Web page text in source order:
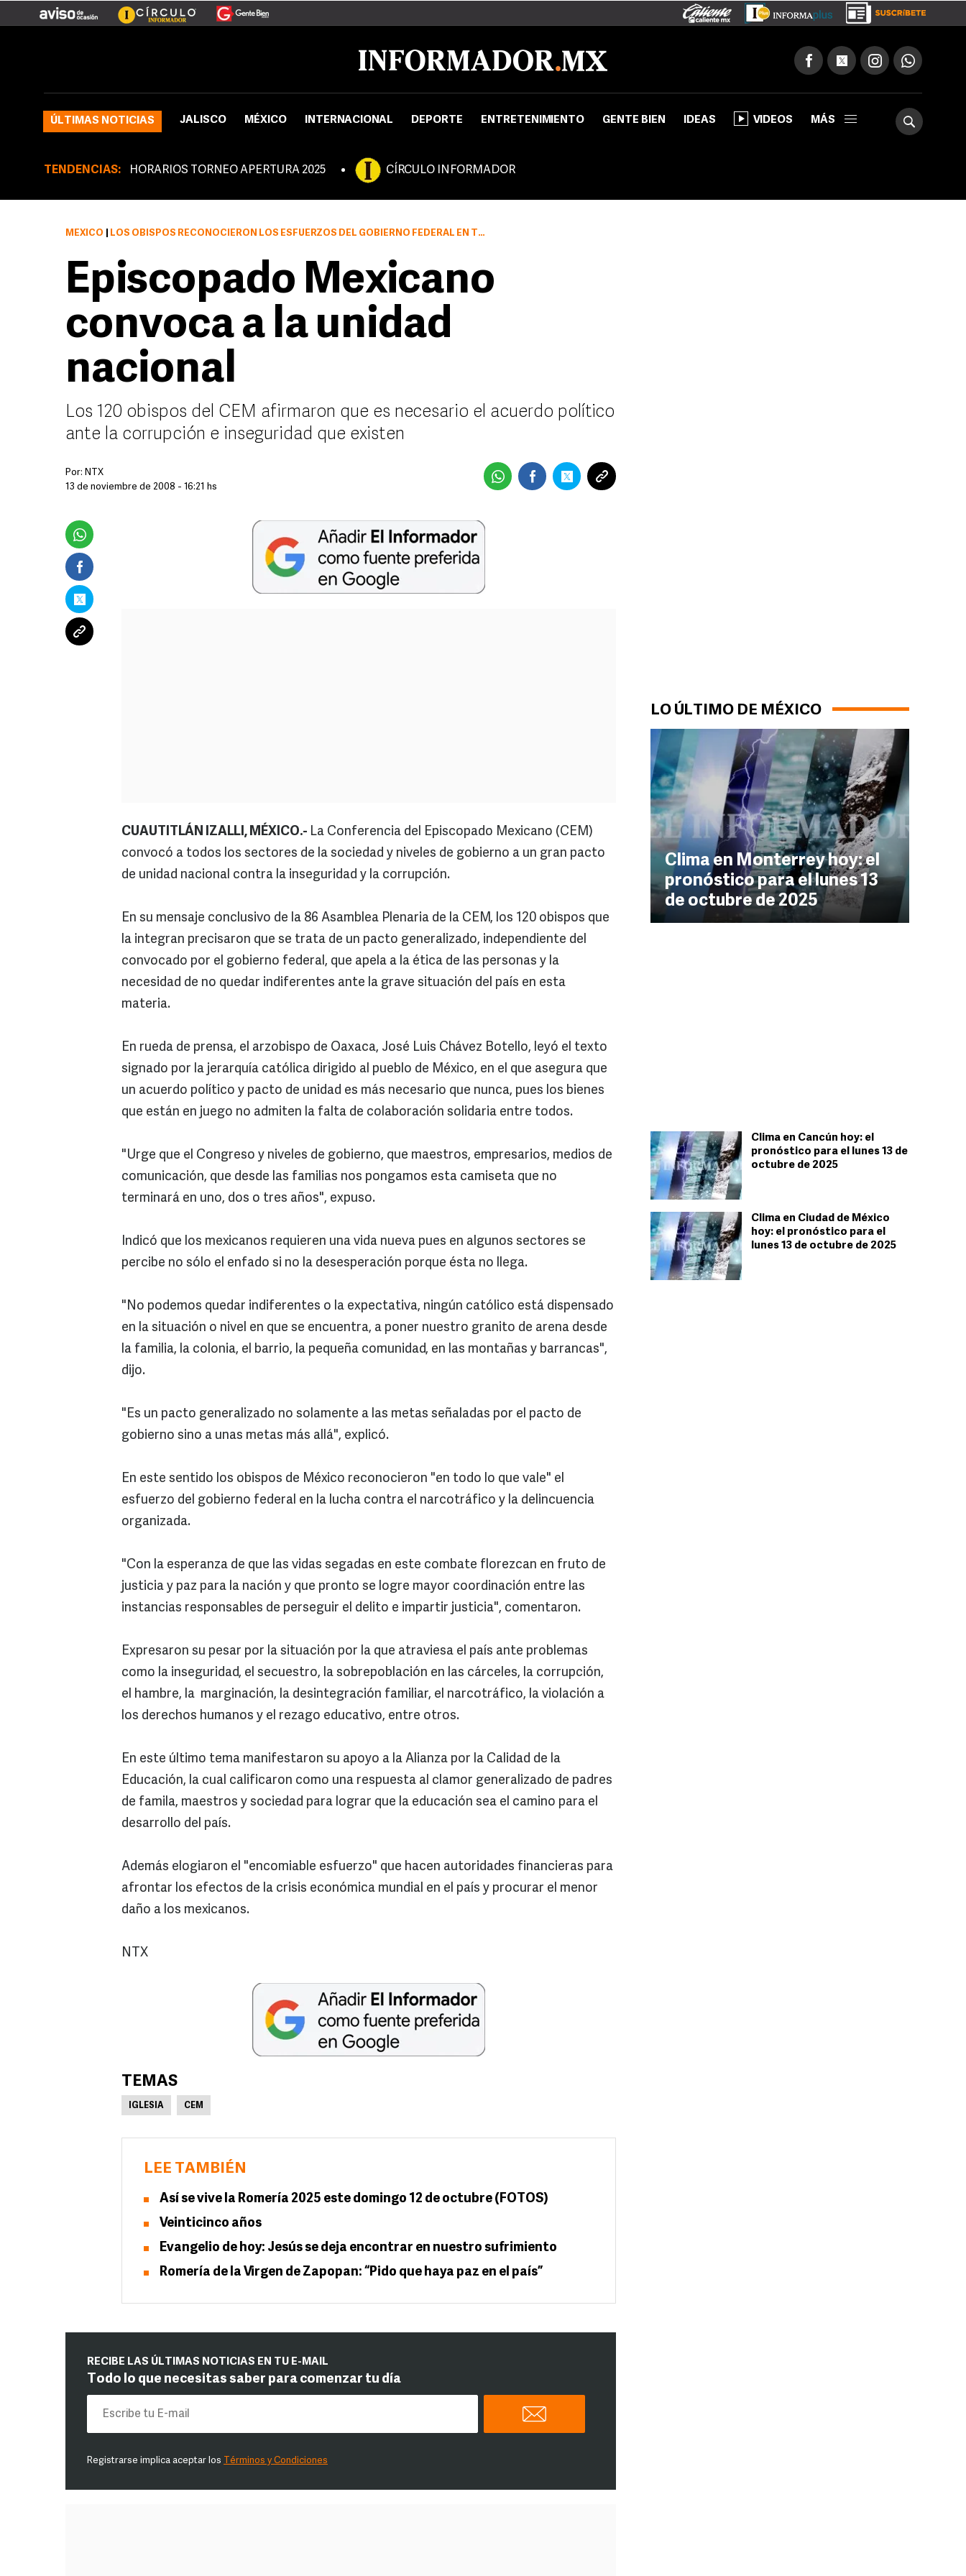
ÚLTIMAS NOTICIAS JALISCO MÉXICO INTERNACIONAL DEPORTE ENTRETENIMIENTO GENTE BIEN IDEAS VIDEOS MÁS
TENDENCIAS: HORARIOS TORNEO APERTURA 2025 CÍRCULO INFORMADOR
LO ÚLTIMO DE MÉXICO
Clima en Monterrey hoy: el
pronóstico para el lunes 13
de octubre de 2025
Clima en Cancún hoy: el
pronóstico para el lunes 13 de
octubre de 2025
Clima en Ciudad de México
hoy: el pronóstico para el
lunes 13 de octubre de 2025
MÉXICO LOS OBISPOS RECONOCIERON LOS ESFUERZOS DEL GOBIERNO FEDERAL EN TODO ÁMBITO
Episcopado Mexicano
convoca a la unidad
nacional
Los 120 obispos del CEM afirmaron que es necesario el acuerdo político
ante la corrupción e inseguridad que existen
Por: NTX
13 de noviembre de 2008 - 16:21 hs
CUAUTITLÁN IZALLI, MÉXICO.- La Conferencia del Episcopado Mexicano (CEM)
convocó a todos los sectores de la sociedad y niveles de gobierno a un gran pacto
de unidad nacional contra la inseguridad y la corrupción.
En su mensaje conclusivo de la 86 Asamblea Plenaria de la CEM, los 120 obispos que
la integran precisaron que se trata de un pacto generalizado, independiente del
convocado por el gobierno federal, que apela a la ética de las personas y la
necesidad de no quedar indiferentes ante la grave situación del país en esta
materia.
En rueda de prensa, el arzobispo de Oaxaca, José Luis Chávez Botello, leyó el texto
signado por la jerarquía católica dirigido al pueblo de México, en el que asegura que
un acuerdo político y pacto de unidad es más necesario que nunca, pues los bienes
que están en juego no admiten la falta de colaboración solidaria entre todos.
"Urge que el Congreso y niveles de gobierno, que maestros, empresarios, medios de
comunicación, que desde las familias nos pongamos esta camiseta que no
terminará en uno, dos o tres años", expuso.
Indicó que los mexicanos requieren una vida nueva pues en algunos sectores se
percibe no sólo el enfado si no la desesperación porque ésta no llega.
"No podemos quedar indiferentes o la expectativa, ningún católico está dispensado
en la situación o nivel en que se encuentra, a poner nuestro granito de arena desde
la familia, la colonia, el barrio, la pequeña comunidad, en las montañas y barrancas",
dijo.
"Es un pacto generalizado no solamente a las metas señaladas por el pacto de
gobierno sino a unas metas más allá", explicó.
En este sentido los obispos de México reconocieron "en todo lo que vale" el
esfuerzo del gobierno federal en la lucha contra el narcotráfico y la delincuencia
organizada.
"Con la esperanza de que las vidas segadas en este combate florezcan en fruto de
justicia y paz para la nación y que pronto se logre mayor coordinación entre las
instancias responsables de perseguir el delito e impartir justicia", comentaron.
Expresaron su pesar por la situación por la que atraviesa el país ante problemas
como la inseguridad, el secuestro, la sobrepoblación en las cárceles, la corrupción,
el hambre, la marginación, la desintegración familiar, el narcotráfico, la violación a
los derechos humanos y el rezago educativo, entre otros.
En este último tema manifestaron su apoyo a la Alianza por la Calidad de la
Educación, la cual calificaron como una respuesta al clamor generalizado de padres
de famila, maestros y sociedad para lograr que la educación sea el camino para el
desarrollo del país.
Además elogiaron el "encomiable esfuerzo" que hacen autoridades financieras para
afrontar los efectos de la crisis económica mundial en el país y procurar el menor
daño a los mexicanos.
NTX
TEMAS
IGLESIA CEM
LEE TAMBIÉN
Así se vive la Romería 2025 este domingo 12 de octubre (FOTOS)
Veinticinco años
Evangelio de hoy: Jesús se deja encontrar en nuestro sufrimiento
Romería de la Virgen de Zapopan: “Pido que haya paz en el país”
RECIBE LAS ÚLTIMAS NOTICIAS EN TU E-MAIL
Todo lo que necesitas saber para comenzar tu día
Registrarse implica aceptar los Términos y Condiciones